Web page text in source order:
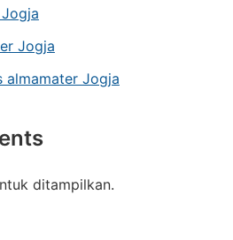
Jogja
almamater Jogja
ditampilkan.